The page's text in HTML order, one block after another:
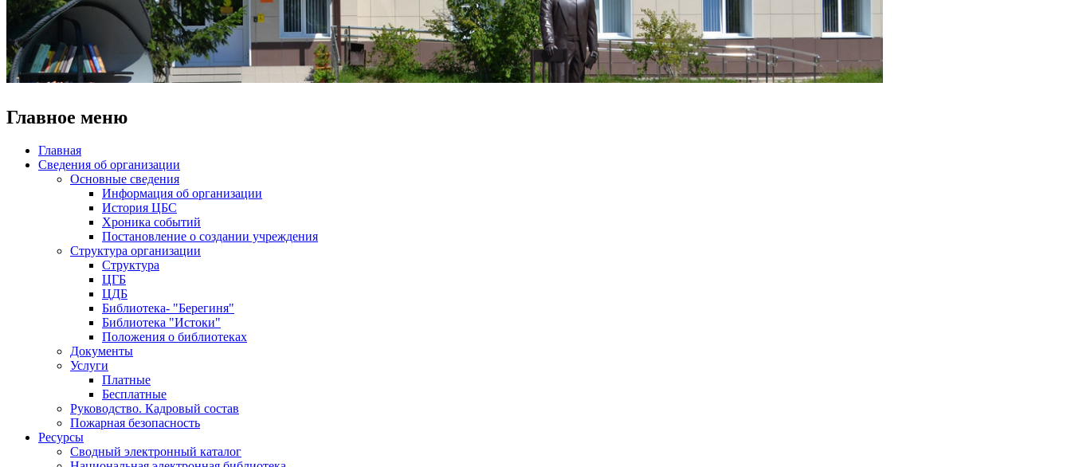
Главное меню
Главная
Сведения об организации
Основные сведения
Информация об организации
История ЦБС
Хроника событий
Постановление о создании учреждения
Структура организации
Структура
ЦГБ
ЦДБ
Библиотека- "Берегиня"
Библиотека "Истоки"
Положения о библиотеках
Документы
Услуги
Платные
Бесплатные
Руководство. Кадровый состав
Пожарная безопасность
Ресурсы
Сводный электронный каталог